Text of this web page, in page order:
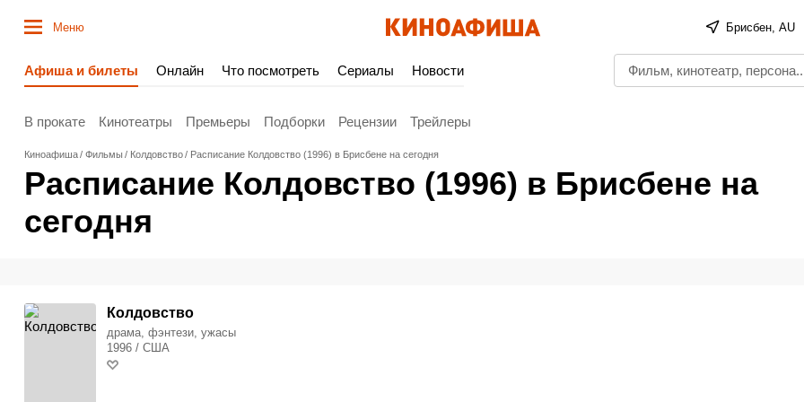
Меню Брисбен, AU
Афиша и билеты Онлайн Что посмотреть Сериалы Новости
В прокате Кинотеатры Премьеры Подборки Рецензии Трейлеры
Киноафиша Фильмы Колдовство Расписание Колдовство (1996) в Брисбене на сегодня
Расписание Колдовство (1996) в Брисбене на
сегодня
Колдовство
драма, фэнтези, ужасы
1996 / США